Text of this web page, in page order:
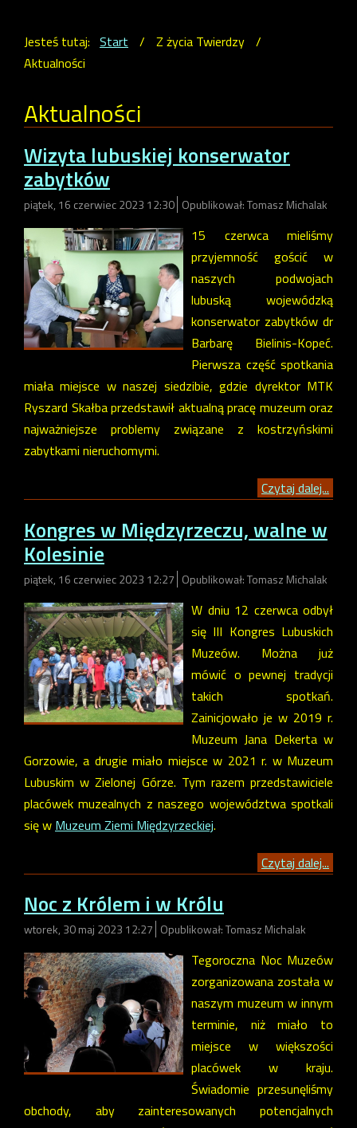
Jesteś tutaj: Start / Z życia Twierdzy /
Aktualności
Aktualności
Wizyta lubuskiej konserwator
zabytków
piątek, 16 czerwiec 2023 12:30 Opublikował: Tomasz Michalak
15 czerwca mieliśmy
przyjemność gościć w
naszych podwojach
lubuską wojewódzką
konserwator zabytków dr
Barbarę Bielinis-Kopeć.
Pierwsza część spotkania
miała miejsce w naszej siedzibie, gdzie dyrektor MTK
Ryszard Skałba przedstawił aktualną pracę muzeum oraz
najważniejsze problemy związane z kostrzyńskimi
zabytkami nieruchomymi.
Czytaj dalej...
Kongres w Międzyrzeczu, walne w
Kolesinie
piątek, 16 czerwiec 2023 12:27 Opublikował: Tomasz Michalak
W dniu 12 czerwca odbył
się III Kongres Lubuskich
Muzeów. Można już
mówić o pewnej tradycji
takich spotkań.
Zainicjowało je w 2019 r.
Muzeum Jana Dekerta w
Gorzowie, a drugie miało miejsce w 2021 r. w Muzeum
Lubuskim w Zielonej Górze. Tym razem przedstawiciele
placówek muzealnych z naszego województwa spotkali
się w Muzeum Ziemi Międzyrzeckiej.
Czytaj dalej...
Noc z Królem i w Królu
wtorek, 30 maj 2023 12:27 Opublikował: Tomasz Michalak
Tegoroczna Noc Muzeów
zorganizowana została w
naszym muzeum w innym
terminie, niż miało to
miejsce w większości
placówek w kraju.
Świadomie przesunęliśmy
obchody, aby zainteresowanych potencjalnych